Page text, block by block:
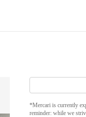
*Mercari is currently
reminder: while we